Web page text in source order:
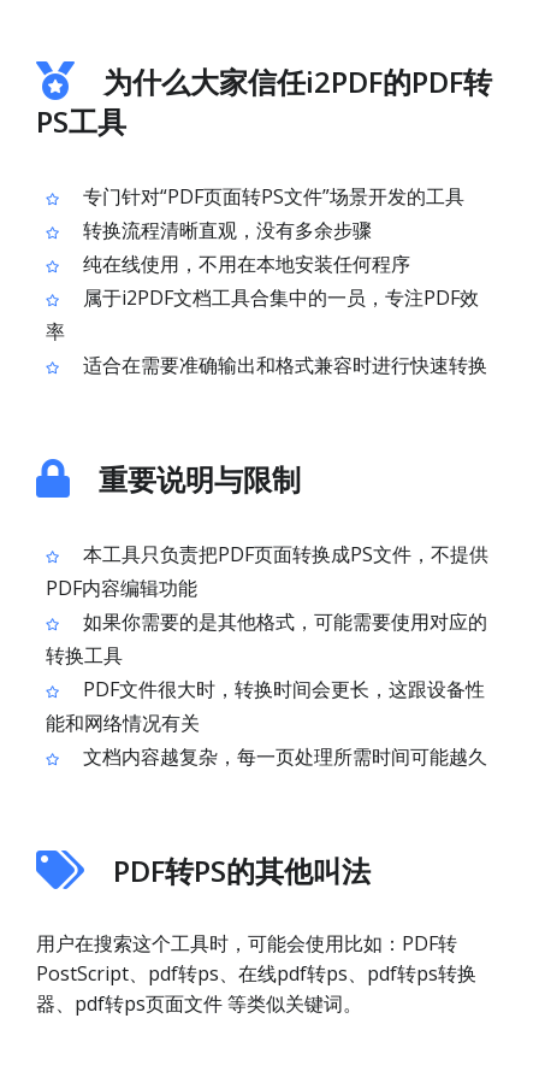
为什么大家信任i2PDF的PDF转
PS工具
专门针对“PDF页面转PS文件”场景开发的工具
转换流程清晰直观，没有多余步骤
纯在线使用，不用在本地安装任何程序
属于i2PDF文档工具合集中的一员，专注PDF效
率
适合在需要准确输出和格式兼容时进行快速转换
重要说明与限制
本工具只负责把PDF页面转换成PS文件，不提供
PDF内容编辑功能
如果你需要的是其他格式，可能需要使用对应的
转换工具
PDF文件很大时，转换时间会更长，这跟设备性
能和网络情况有关
文档内容越复杂，每一页处理所需时间可能越久
PDF转PS的其他叫法
用户在搜索这个工具时，可能会使用比如：PDF转
PostScript、pdf转ps、在线pdf转ps、pdf转ps转换
器、pdf转ps页面文件 等类似关键词。